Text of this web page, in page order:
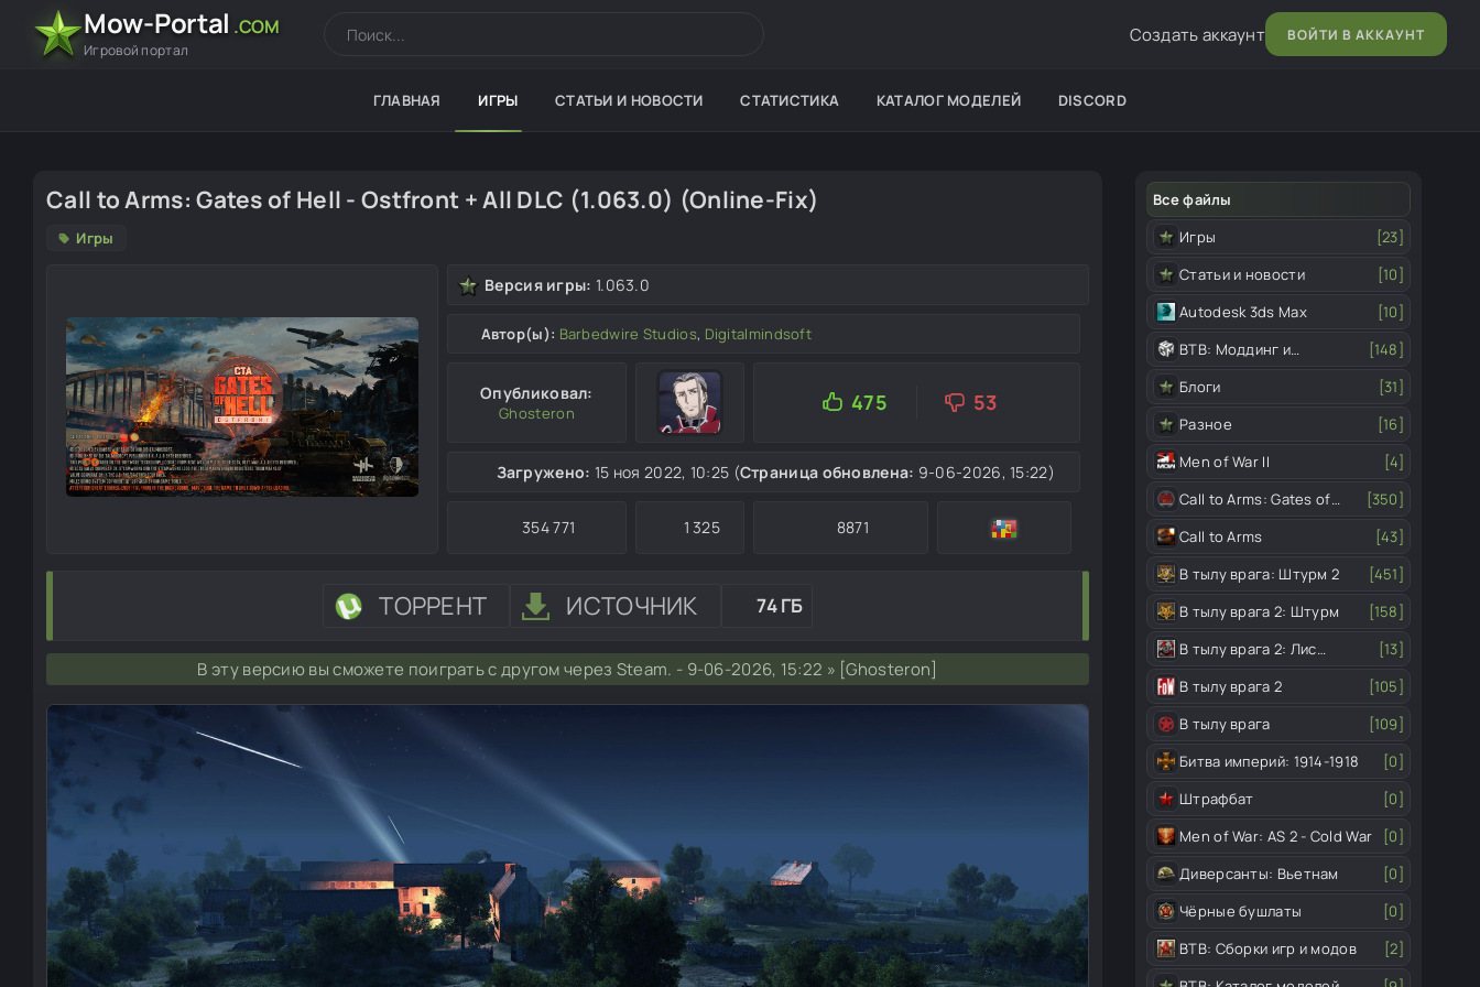
Mow-Portal .COM
Игровой портал
Создать аккаунт ВОЙТИ В АККАУНТ
ГЛАВНАЯ ИГРЫ СТАТЬИ И НОВОСТИ СТАТИСТИКА КАТАЛОГ МОДЕЛЕЙ DISCORD
Call to Arms: Gates of Hell - Ostfront + All DLC (1.063.0) (Online-Fix)
Игры
Версия игры: 1.063.0
Автор(ы): Barbedwire Studios, Digitalmindsoft
Опубликовал:
Ghosteron 475 53
Загружено: 15 ноя 2022, 10:25 (Страница обновлена: 9-06-2026, 15:22)
354 771 1 325 8871
ТОРРЕНТ ИСТОЧНИК 74 ГБ
В эту версию вы сможете поиграть с другом через Steam. - 9-06-2026, 15:22 » [Ghosteron]
Все файлы
Игры
[23]
Статьи и новости
[10]
Autodesk 3ds Max
[10]
ВТВ: Моддинг и
[148]
Блоги
[31]
Разное
[16]
Men of War II
[4]
Call to Arms: Gates of
[350]
Call to Arms
[43]
В тылу врага: Штурм 2
[451]
В тылу врага 2: Штурм
[158]
В тылу врага 2: Лис
[13]
В тылу врага 2
[105]
В тылу врага
[109]
Битва империй: 1914-1918
[0]
Штрафбат
[0]
Men of War: AS 2 - Cold War
[0]
Диверсанты: Вьетнам
[0]
Чёрные бушлаты
[0]
ВТВ: Сборки игр и модов
[2]